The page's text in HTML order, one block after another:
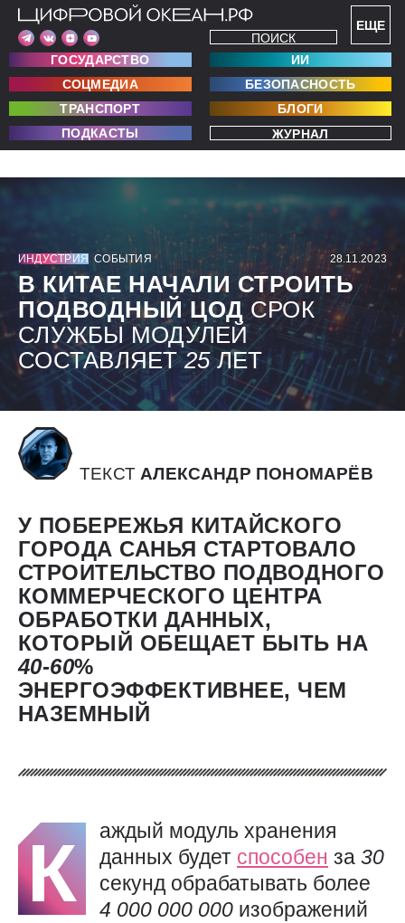
ЕЩЕ
ПОИСК
ГОСУДАРСТВО
ИИ
СОЦМЕДИА
БЕЗОПАСНОСТЬ
ТРАНСПОРТ
БЛОГИ
ПОДКАСТЫ
ЖУРНАЛ
ИНДУСТРИЯ СОБЫТИЯ 28.11.2023
В КИТАЕ НАЧАЛИ СТРОИТЬ
ПОДВОДНЫЙ ЦОД СРОК
СЛУЖБЫ МОДУЛЕЙ
СОСТАВЛЯЕТ25ЛЕТ
ТЕКСТ АЛЕКСАНДР ПОНОМАРЁВ
У ПОБЕРЕЖЬЯ КИТАЙСКОГО
ГОРОДА САНЬЯ СТАРТОВАЛО
СТРОИТЕЛЬСТВО ПОДВОДНОГО
КОММЕРЧЕСКОГО ЦЕНТРА
ОБРАБОТКИ ДАННЫХ,
КОТОРЫЙ ОБЕЩАЕТ БЫТЬ НА
40-60%
ЭНЕРГОЭФФЕКТИВНЕЕ, ЧЕМ
НАЗЕМНЫЙ
К
аждый модуль хранения
данных будет способен за 30
секунд обрабатывать более
4 000 000 000 изображений